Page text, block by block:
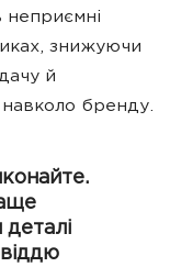
неприємні
знижуючи
й
бренду.